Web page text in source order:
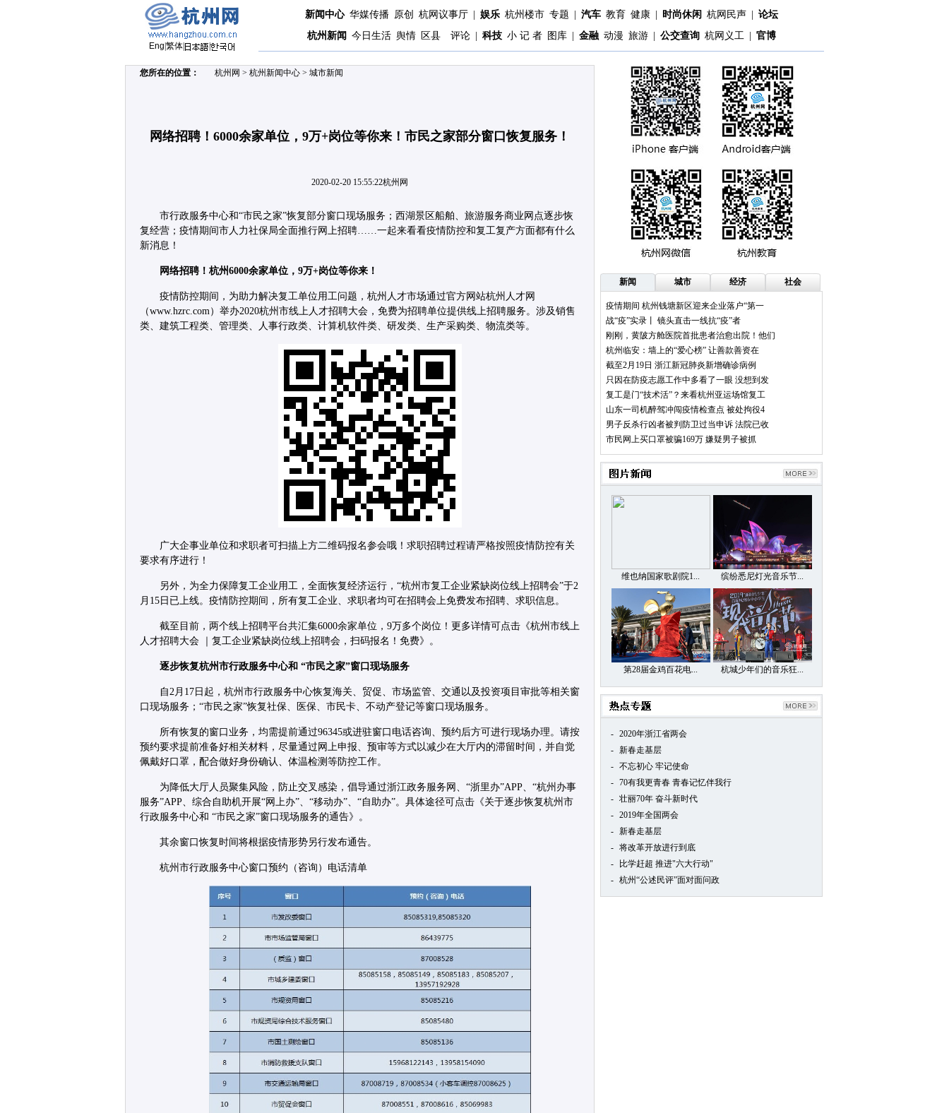
Eng 繁体
新闻中心 华媒传播 原创 杭网议事厅 娱乐 杭州楼市 专题 汽车 教育 健康 时尚休闲 杭网民声
论坛
杭州新闻 今日生活 舆情 区县 评论 科技 小 记 者 图库 金融 动漫 旅游 公交查询 杭网义工 官博
您所在的位置： 杭州网 > 杭州新闻中心 > 城市新闻
网络招聘！6000余家单位，9万+岗位等你来！市民之家部分窗口恢复服务！
2020-02-20 15:55:22杭州网
市行政服务中心和“市民之家”恢复部分窗口现场服务；西湖景区船舶、旅游服务商业网点逐步恢
复经营；疫情期间市人力社保局全面推行网上招聘……一起来看看疫情防控和复工复产方面都有什么
新消息！
网络招聘！杭州6000余家单位，9万+岗位等你来！
疫情防控期间，为助力解决复工单位用工问题，杭州人才市场通过官方网站杭州人才网
（www.hzrc.com）举办2020杭州市线上人才招聘大会，免费为招聘单位提供线上招聘服务。涉及销售
类、建筑工程类、管理类、人事行政类、计算机软件类、研发类、生产采购类、物流类等。
广大企事业单位和求职者可扫描上方二维码报名参会哦！求职招聘过程请严格按照疫情防控有关
要求有序进行！
另外，为全力保障复工企业用工，全面恢复经济运行，“杭州市复工企业紧缺岗位线上招聘会”于2
月15日已上线。疫情防控期间，所有复工企业、求职者均可在招聘会上免费发布招聘、求职信息。
截至目前，两个线上招聘平台共汇集6000余家单位，9万多个岗位！更多详情可点击《杭州市线上
人才招聘大会 ｜复工企业紧缺岗位线上招聘会，扫码报名！免费》。
逐步恢复杭州市行政服务中心和 “市民之家”窗口现场服务
自2月17日起，杭州市行政服务中心恢复海关、贸促、市场监管、交通以及投资项目审批等相关窗
口现场服务；“市民之家”恢复社保、医保、市民卡、不动产登记等窗口现场服务。
所有恢复的窗口业务，均需提前通过96345或进驻窗口电话咨询、预约后方可进行现场办理。请按
预约要求提前准备好相关材料，尽量通过网上申报、预审等方式以减少在大厅内的滞留时间，并自觉
佩戴好口罩，配合做好身份确认、体温检测等防控工作。
为降低大厅人员聚集风险，防止交叉感染，倡导通过浙江政务服务网、“浙里办”APP、“杭州办事
服务”APP、综合自助机开展“网上办”、“移动办”、“自助办”。具体途径可点击《关于逐步恢复杭州市
行政服务中心和 “市民之家”窗口现场服务的通告》。
其余窗口恢复时间将根据疫情形势另行发布通告。
杭州市行政服务中心窗口预约（咨询）电话清单
新闻 城市 经济 社会
疫情期间 杭州钱塘新区迎来企业落户“第一
战“疫”实录丨 镜头直击一线抗“疫”者
刚刚，黄陂方舱医院首批患者治愈出院！他们
杭州临安：墙上的“爱心榜” 让善款善资在
截至2月19日 浙江新冠肺炎新增确诊病例
只因在防疫志愿工作中多看了一眼 没想到发
复工是门“技术活”？来看杭州亚运场馆复工
山东一司机醉驾冲闯疫情检查点 被处拘役4
男子反杀行凶者被判防卫过当申诉 法院已收
市民网上买口罩被骗169万 嫌疑男子被抓
维也纳国家歌剧院1... 缤纷悉尼灯光音乐节...
第28届金鸡百花电... 杭城少年们的音乐狂...
- 2020年浙江省两会
- 新春走基层
- 不忘初心 牢记使命
- 70有我更青春 青春记忆伴我行
- 壮丽70年 奋斗新时代
- 2019年全国两会
- 新春走基层
- 将改革开放进行到底
-
比学赶超 推进"六大行动"
- 杭州“公述民评”面对面问政